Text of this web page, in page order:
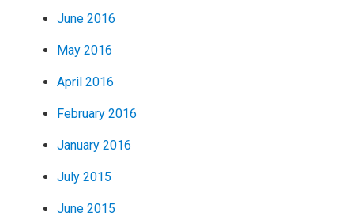
June 2016
May 2016
April 2016
February 2016
January 2016
July 2015
June 2015